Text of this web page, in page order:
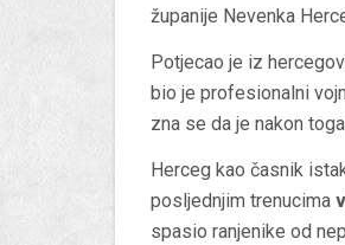
županije Nevenka
Potjecao je iz
bio je profesionalni
zna se da je nakon
Herceg kao časnik
posljednjim trenucima
spasio ranjenike od